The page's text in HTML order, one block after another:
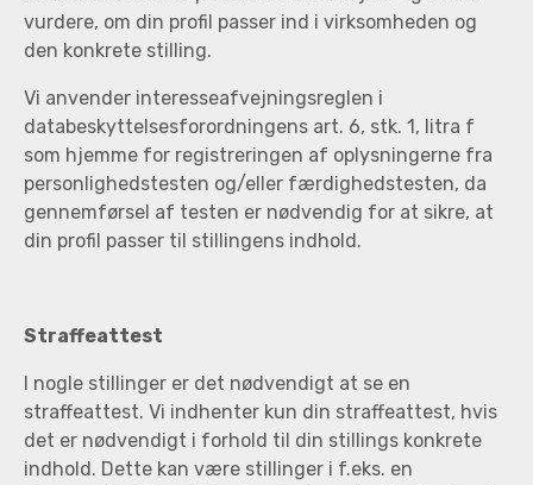
vurdere, om din profil passer ind i virksomheden og
den konkrete stilling.
Vi anvender interesseafvejningsreglen i
databeskyttelsesforordningens art. 6, stk. 1, litra f
som hjemme for registreringen af oplysningerne fra
personlighedstesten og/eller færdighedstesten, da
gennemførsel af testen er nødvendig for at sikre, at
din profil passer til stillingens indhold.
Straffeattest
I nogle stillinger er det nødvendigt at se en
straffeattest. Vi indhenter kun din straffeattest, hvis
det er nødvendigt i forhold til din stillings konkrete
indhold. Dette kan være stillinger i f.eks. en